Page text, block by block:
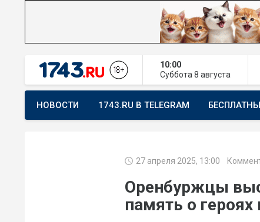
10:00
Суббота 8 августа
НОВОСТИ 1743.RU В TELEGRAM
27 апреля 2025, 13:00
Оренбуржцы
память о